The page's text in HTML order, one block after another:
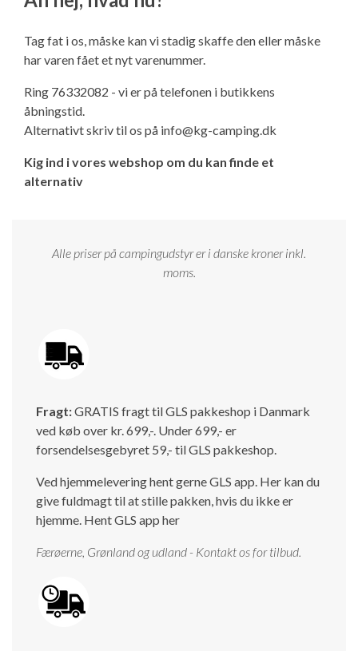
Adria Astella
Next
Hobby Prestige
Hobby Maxia
Ny campingvogn - godt at vide
Lille campingvogn
Finansiering af campingvogn
Vil du sælge din campingvogn?
Brugte telte og udstyr
Isabella Fortelte
Isabella weekend- og vinterfortelte
Isabella Opstillingsvejledninger
Camping erhverv
Adria Coral
Adria Compact
Internet i campingvognen
Aircondition og klimaanlæg
Gas-komfort i din campingvogn
Byvand - rindende vand i campingvognen
GPS tracker til autocamper og campingvogn
Sikker handel
Klagemuligheder
Handelsbetingelser - webshop
Persondata
GPDR - KG Camping Kundeklub
Tag fat i os, måske kan vi stadig skaffe den eller måske
har varen fået et nyt varenummer.
Ring 76332082 - vi er på telefonen i butikkens
åbningstid.
Alternativt skriv til os på info@kg-camping.dk
Kig ind i vores webshop om du kan finde et
alternativ
Alle priser på campingudstyr er i danske kroner inkl.
moms.
Fragt:GRATIS fragt til GLS pakkeshop i Danmark
ved køb over kr. 699,-. Under 699,- er
forsendelsesgebyret 59,- til GLS pakkeshop.
Ved hjemmelevering hent gerne GLS app. Her kan du
give fuldmagt til at stille pakken, hvis du ikke er
hjemme. Hent GLS app her
Færøerne, Grønland og udland - Kontakt os for tilbud.